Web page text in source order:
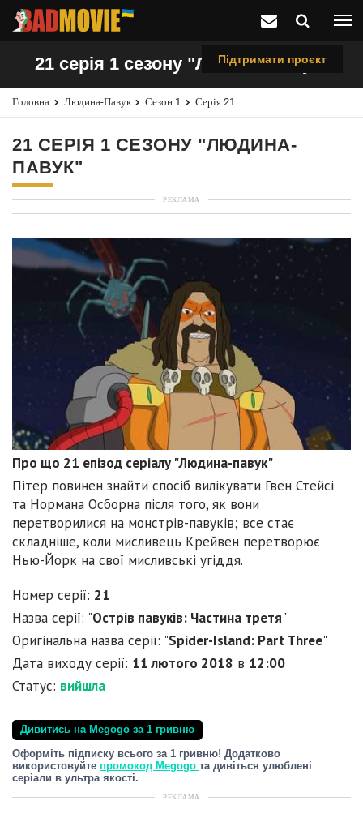
Підтримати проєкт
21 серія 1 сезону "Людина-павук"
Головна Людина-Павук Сезон 1 Серія 21
21 СЕРІЯ 1 СЕЗОНУ "ЛЮДИНА-
ПАВУК"
РЕКЛАМА
Про що 21 епізод серіалу "Людина-павук"
Пітер повинен знайти спосіб вилікувати Гвен Стейсі
та Нормана Осборна після того, як вони
перетворилися на монстрів-павуків; все стає
складніше, коли мисливець Крейвен перетворює
Нью-Йорк на свої мисливські угіддя.
Номер серії: 21
Назва серії: "Острів павуків: Частина третя"
Оригінальна назва серії: "Spider-Island: Part Three"
Дата виходу серії: 11 лютого 2018 в 12:00
Статус: вийшла
Дивитись на Megogo за 1 гривню
Оформіть підписку всього за 1 гривню! Додатково
використовуйте промокод Megogo та дивіться улюблені
серіали в ультра якості.
РЕКЛАМА